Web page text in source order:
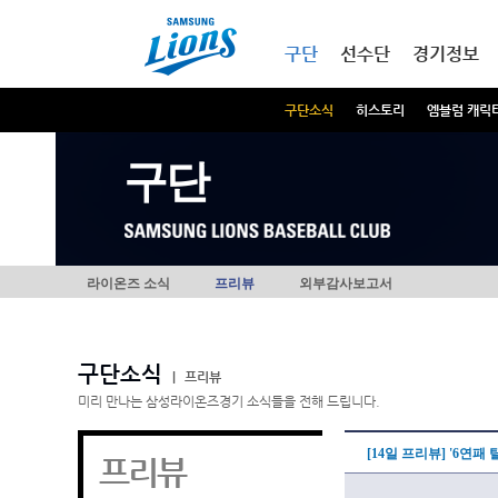
구단
구단소식 히스토리 엠블럼 캐릭
선수단 경기정보
구단
라이온즈 소식 프리뷰 외부감사보고서
구단소식
프리뷰
미리 만나는 삼성라이온즈경기 소식들을 전해 드립니다.
프리뷰 [14일 프리뷰] '6연패